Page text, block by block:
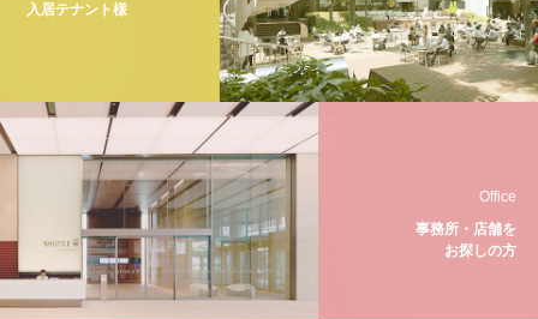
入居テナント様
Office
事務所・店舗を
お探しの方